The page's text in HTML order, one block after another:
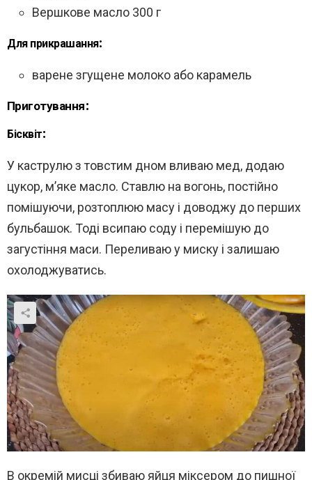
Вершкове масло 300 г
Для прикрашання:
варене згущене молоко або карамель
Приготування:
Бісквіт:
У каструлю з товстим дном вливаю мед, додаю
цукор, м’яке масло. Ставлю на вогонь, постійно
помішуючи, розтоплюю масу і доводжу до перших
бульбашок. Тоді всипаю соду і перемішую до
загустіння маси. Переливаю у миску і залишаю
охолоджуватись.
В окремій мисці збиваю яйця міксером до пишної